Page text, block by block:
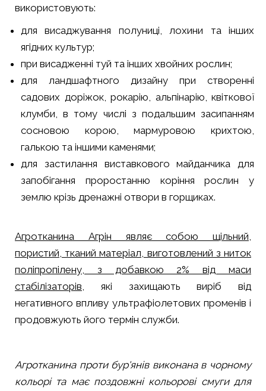
використовують:
для висаджування полуниці, лохини та інших
ягідних культур;
при висадженні туй та інших хвойних рослин;
для ландшафтного дизайну при створенні
садових доріжок, рокарію, альпінарію, квіткової
клумби, в тому числі з подальшим засипанням
сосновою корою, мармуровою крихтою,
галькою та іншими каменями;
для застилання виставкового майданчика для
запобігання проростанню коріння рослин у
землю крізь дренажні отвори в горщиках.
Агротканина Агрін являє собою щільний,
пористий, тканий матеріал, виготовлений з ниток
поліпропілену, з добавкою 2% від маси
стабілізаторів , які захищають виріб від
негативного впливу ультрафіолетових променів і
продовжують його термін служби.
Агротканина проти бур'янів виконана в чорному
кольорі та має поздовжні кольорові смуги для